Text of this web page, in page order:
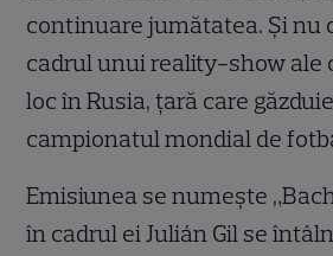
continuare jumătatea. Şi nu
cadrul unui reality-show ale
loc în Rusia, ţară care
campionatul mondial de
Emisiunea se numeşte
în cadrul ei Julián Gil se